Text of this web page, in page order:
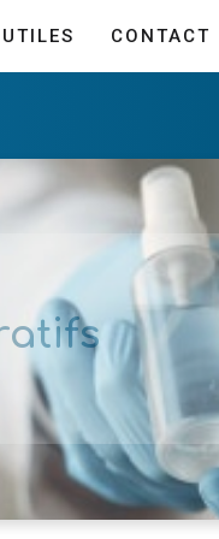
CONTACT